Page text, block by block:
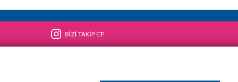
BİZİ TAKİP ET!